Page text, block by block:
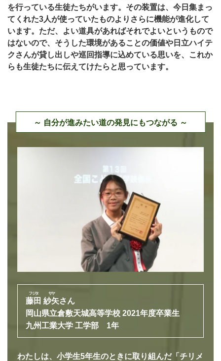
を行っている生徒たちがいます。その装置は、今日集まっ
てくれた3人が使っていたものよりさらに機能が進化して
います。ただ、よい道具があればそれでよいというもので
はないので、そうした環境があることの価値や日立ハイテ
クさんが貸し出しや巡回指導に込めている思いを、これか
らも生徒たちに伝えてけたらと思っています。
～ 自分が進みたい道の発見にもつながる ～
藤田 紗矢さん
岡山県立倉敷天城高等学校 2021年度卒業生
九州工業大学 工学部 1年
わたしは、小学生5年生のときに取り組んだ「チリメ